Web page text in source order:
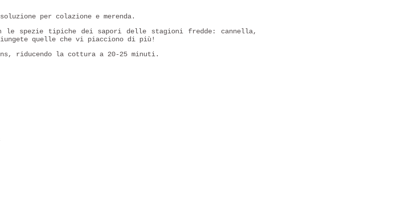
per colazione e merenda.
le spezie tipiche dei sapori delle stagioni fredde: cannella,
quelle che vi piacciono di più!
riducendo la cottura a 20-25 minuti.